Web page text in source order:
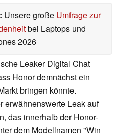
Unsere große Umfrage zur
bei Laptops und
2026
Leaker Digital Chat
Honor demnächst ein
bringen könnte.
erwähnenswerte Leak auf
das innerhalb der Honor-
dem Modellnamen "Win